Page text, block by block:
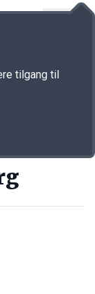
tilgang til